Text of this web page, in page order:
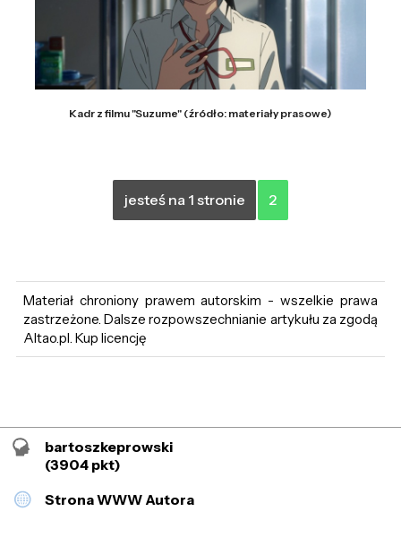
Kadr z filmu "Suzume" (źródło: materiały prasowe)
jesteś na 1 stronie 2
Materiał chroniony prawem autorskim - wszelkie prawa
zastrzeżone. Dalsze rozpowszechnianie artykułu za zgodą
Altao.pl. Kup licencję
bartoszkeprowski
(3904 pkt)
Strona WWW Autora